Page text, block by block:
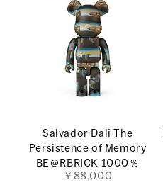
Salvador Dali The
Persistence of Memory
BE＠RBRICK 1000％
￥88,000